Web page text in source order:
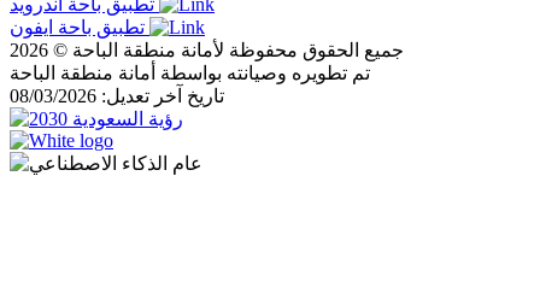
جميع الحقوق محفوظة لأمانة منطقة الباحة © 2026
تم تطويره وصيانته بواسطة أمانة منطقة الباحة
تاريخ آخر تعديل: 08/03/2026